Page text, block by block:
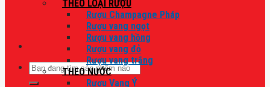
Tìm
kiếm:
THEO LOẠI RƯỢU
Rượu Champagne Pháp
Rượu vang ngọt
Rượu vang hồng
Rượu vang đỏ
Rượu vang trắng
THEO NƯỚC
Rượu Vang Ý